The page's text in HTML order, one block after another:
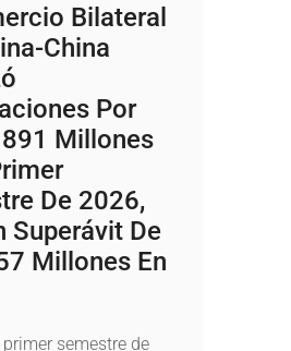
Bilateral
China
Por
Millones
De 2026,
Superávit De
Millones En
semestre de